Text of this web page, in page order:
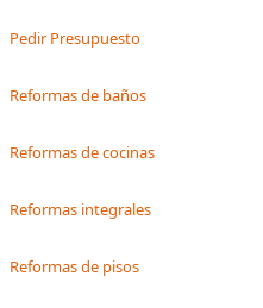
Pedir Presupuesto
Reformas de baños
Reformas de cocinas
Reformas integrales
Reformas de pisos